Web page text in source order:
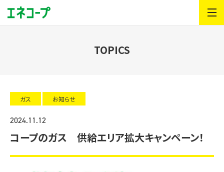
TOPICS
ガス お知らせ
2024.11.12
コープのガス 供給エリア拡大キャンペーン！